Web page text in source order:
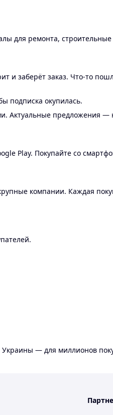
для ремонта,
и заберёт заказ. Что-то
подписка окупилась.
Актуальные предложения —
Play. Покупайте со
компании. Каждая
— для миллионов